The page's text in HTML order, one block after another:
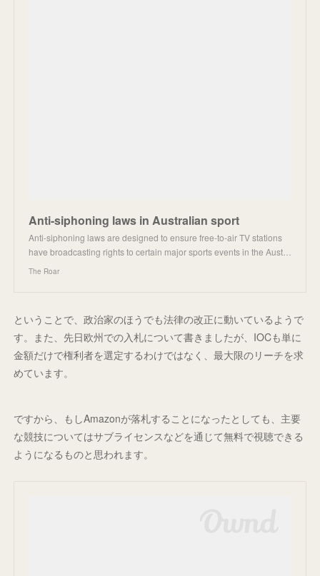
Anti-siphoning laws in Australian sport
Anti-siphoning laws are designed to ensure free-to-air TV stations
have broadcasting rights to certain major sports events in the Aust…
The Roar
ということで、政治家のほうでも法律の改正に動いているようで
す。また、先日欧州での入札について書きましたが、IOCも単に
金額だけで権利者を選定するわけではなく、最大限のリーチを求
めています。
ですから、もしAmazonが落札することになったとしても、主要
な競技についてはサブライセンスなどを通じて無料で視聴できる
ようになるものと思われます。